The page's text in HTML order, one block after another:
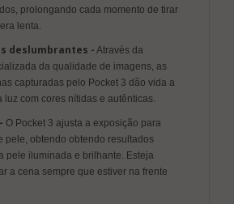
prolongando cada momento de tirar
lenta.
deslumbrantes - Através da
da qualidade de imagens, as
capturadas pelo Pocket 3 dão vida a
luz com cores nítidas e autênticas.
O Pocket 3 ajusta a exposição para
pele, obtendo obtendo resultados
pele iluminada e brilhante. Esteja
a cena sempre que estiver na frente